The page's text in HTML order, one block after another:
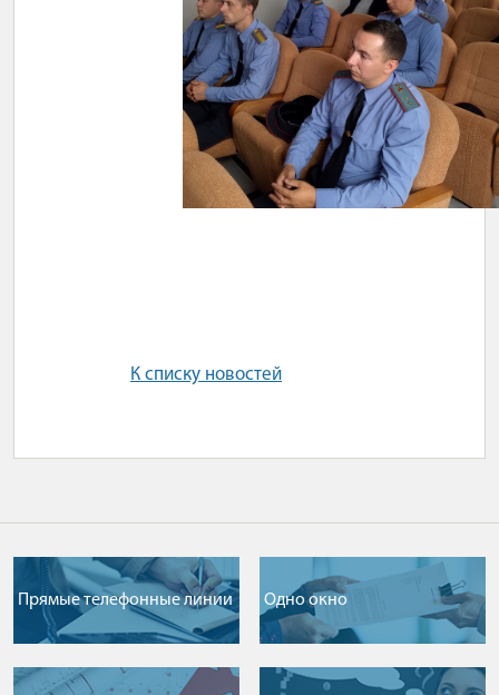
К списку новостей
Прямые телефонные линии Одно окно